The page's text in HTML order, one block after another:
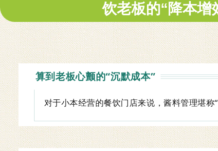
饮老板的“降本增
算到老板心颤的“沉默成本”
对于小本经营的餐饮门店来说，酱料管理堪称